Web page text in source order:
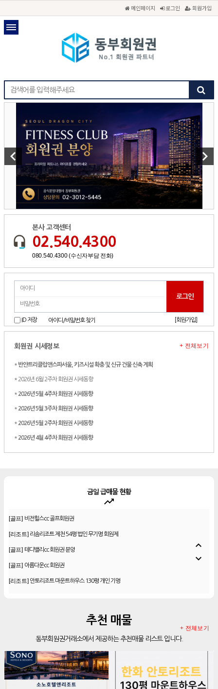
메인페이지 로그인 회원가입
keyboard_arrow_left keyboard_arrow_right
본사 고객센터
02.540.4300
080.540.4300 (수신자부담 전화)
ID 저장 아이디/비밀번호 찾기 [회원가입]
회원권 시세정보
* 반얀트리클럽앤스파서울, 키즈시설 확충 및 신규 건물 신축 계획
* 2026년 6월 2주차 회원권 시세동향
* 2026년 5월 4주차 회원권 시세동향
* 2026년 5월 3주차 회원권 시세동향
* 2026년 5월 2주차 회원권 시세동향
* 2026년 4월 4주차 회원권 시세동향
+ 전체보기
금일 급매물 현황
trending_up
[리조트]리솜리조트 제천 54평 법인 무기명 회원제
[골프]테디밸리cc 회원권 분양
[골프] 아름다운cc 회원권
[리조트]안토리조트 마운트하우스 130평 개인 기명
[리조트] 한화 안토 77평 등기 기명
소노호텔앤리조트 로얄 회원제 기명
[리조트]소노호텔앤리조트 로얄 회원제 기명
[리조트]소노호텔앤리조트 로얄 등기 기명
expand_less
expand_more
추천 매물
동부회원권거래소에서 제공하는 추천매물 리스트 입니다.
+ 전체보기